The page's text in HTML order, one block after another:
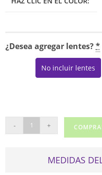
¿Desea agregar lentes?*
No incluir lentes
553
- +
MEDIDAS